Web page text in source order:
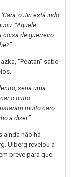
o Jiri está indo
“Aquele
coisa de guerreiro
“Poatan” sabe
seria uma
o outro.
muito caro.
a dizer.”
ainda não há
Ulberg revelou a
breve para que